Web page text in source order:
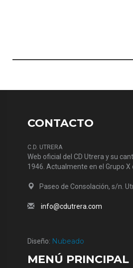
CONTACTO
C.D. UTRERA
Web oficial del CD Utrera y su
1946. Actualmente en el Grupo X
Paseo de Consolación, s/n.
info@cdutrera.com
Diseño: Nubeado
MENÚ PRINCIPAL